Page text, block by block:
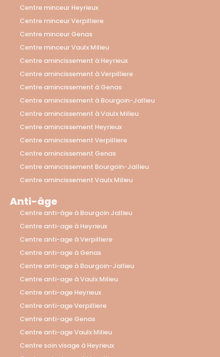
Centre minceur Heyrieux
Centre minceur Verpilliere
Centre minceur Genas
Centre minceur Vaulx Milieu
Centre amincissement à Heyrieux
Centre amincissement à Verpilliere
Centre amincissement à Genas
Centre amincissement à Bourgoin-Jallieu
Centre amincissement à Vaulx Milieu
Centre amincissement Heyrieux
Centre amincissement Verpilliere
Centre amincissement Genas
Centre amincissement Bourgoin-Jallieu
Centre amincissement Vaulx Milieu
Anti-âge
Centre anti-âge à Bourgoin Jallieu
Centre anti-age à Heyrieux
Centre anti-age à Verpilliere
Centre anti-age à Genas
Centre anti-age à Bourgoin-Jallieu
Centre anti-age à Vaulx Milieu
Centre anti-age Heyrieux
Centre anti-age Verpilliere
Centre anti-age Genas
Centre anti-age Vaulx Milieu
Centre soin visage à Heyrieux